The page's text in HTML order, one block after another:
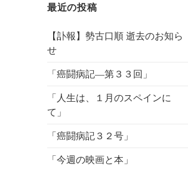
最近の投稿
【訃報】勢古口順 逝去のお知ら
せ
「癌闘病記―第３３回」
「人生は、１月のスペインに
て」
「癌闘病記３２号」
「今週の映画と本」